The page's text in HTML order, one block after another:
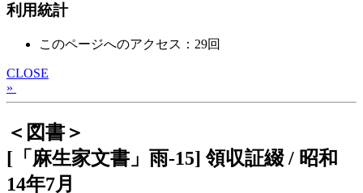
利用統計
このページへのアクセス：29回
CLOSE
»
＜図書＞
[「麻生家文書」雨-15] 領収証綴 / 昭和
14年7月